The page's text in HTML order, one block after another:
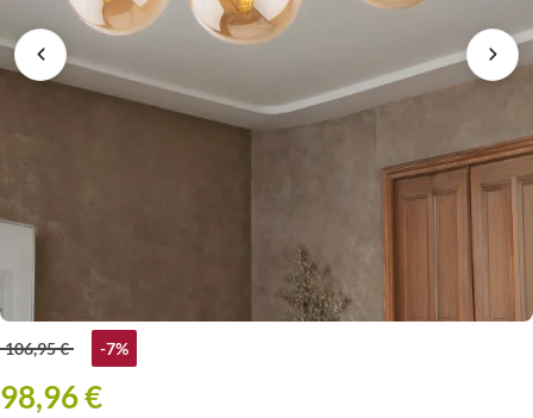
106,95 € -7%
98,96 €